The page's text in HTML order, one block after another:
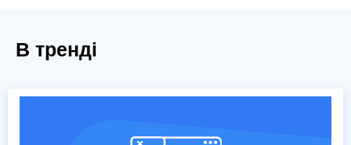
В тренді